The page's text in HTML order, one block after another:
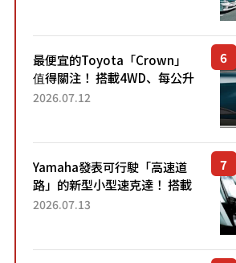
最便宜的Toyota「Crown」
值得關注！ 搭載4WD、每公升
22.4公里低油耗表現超亮眼！
2026.07.12
Yamaha發表可行駛「高速道
路」的新型小型速克達！ 搭載
能享受超強勁「渦輪感」的動
2026.07.13